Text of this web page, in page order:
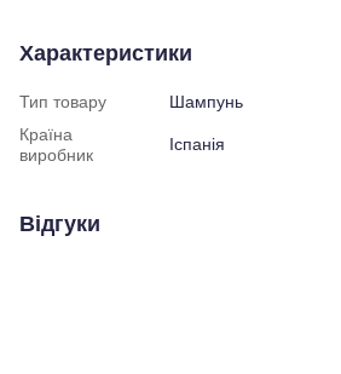
Характеристики
Тип товару
Шампунь
Країна
виробник
Іспанія
Відгуки